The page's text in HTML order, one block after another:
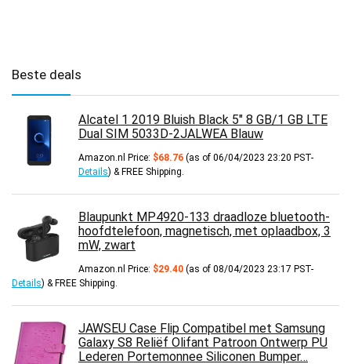
Beste deals
Alcatel 1 2019 Bluish Black 5" 8 GB/1 GB LTE
Dual SIM 5033D-2JALWEA Blauw
Amazon.nl Price: $68.76 (as of 06/04/2023 23:20 PST-
Details) & FREE Shipping.
Blaupunkt MP4920-133 draadloze bluetooth-
hoofdtelefoon, magnetisch, met oplaadbox, 3
mW, zwart
Amazon.nl Price: $29.40 (as of 08/04/2023 23:17 PST-
Details) & FREE Shipping.
JAWSEU Case Flip Compatibel met Samsung
Galaxy S8 Reliëf Olifant Patroon Ontwerp PU
Lederen Portemonnee Siliconen Bumper…